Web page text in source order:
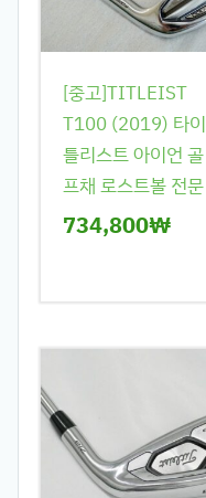
[중고]TITLEIST
T100 (2019) 타이
틀리스트 아이언 골
프채 로스트볼 전문
734,800₩